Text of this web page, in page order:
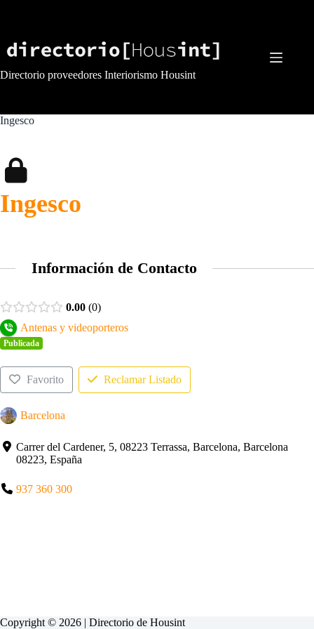
Directorio proveedores Interiorismo Housint
Ingesco
Ingesco
Información de Contacto
0.00 0
Antenas y videoporteros
Publicada
Favorito Reclamar Listado
Barcelona
Carrer del Cardener, 5, 08223 Terrassa, Barcelona, Barcelona
08223, España
937 360 300
Copyright © 2026 | Directorio de Housint